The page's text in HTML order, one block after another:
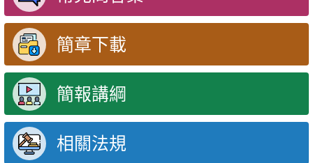
簡章下載
簡報講綱
相關法規